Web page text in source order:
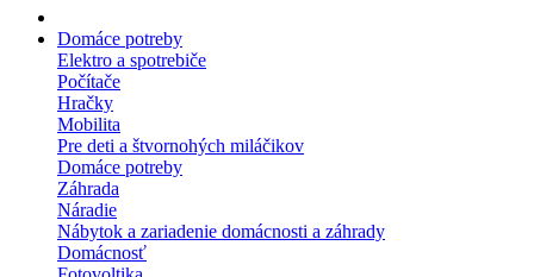
Domáce potreby
Elektro a spotrebiče
Počítače
Hračky
Mobilita
Pre deti a štvornohých miláčikov
Domáce potreby
Záhrada
Náradie
Nábytok a zariadenie domácnosti a záhrady
Domácnosť